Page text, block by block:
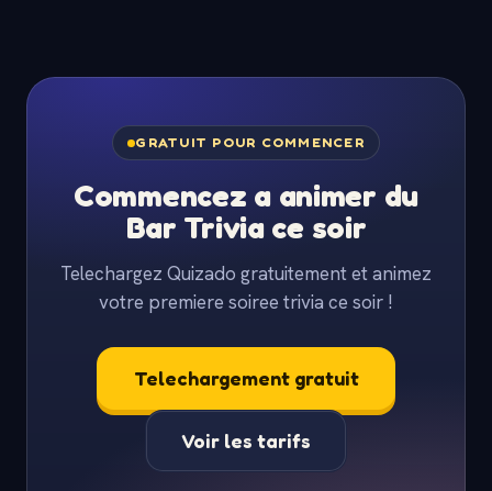
GRATUIT POUR COMMENCER
Commencez a animer du
Bar Trivia ce soir
Telechargez Quizado gratuitement et animez
votre premiere soiree trivia ce soir !
Telechargement gratuit
Voir les tarifs